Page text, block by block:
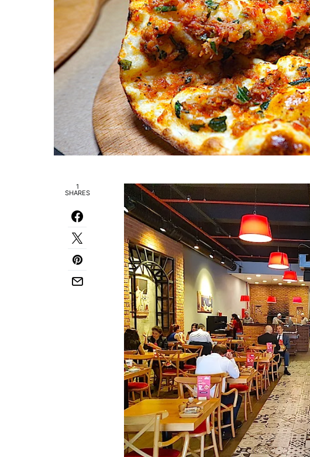
1
SHARES